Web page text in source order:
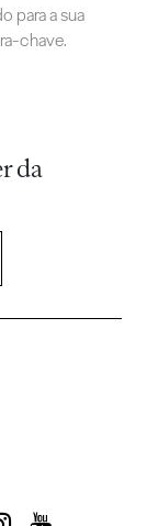
para a sua
chave.
da